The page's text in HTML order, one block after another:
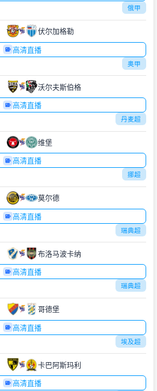
俄甲
伏尔加格勒
高清直播
奥甲
沃尔夫斯伯格
高清直播
丹麦超
维堡
高清直播
挪超
莫尔德
高清直播
瑞典超
布洛马波卡纳
高清直播
瑞典超
哥德堡
高清直播
埃及超
卡巴阿斯玛利
高清直播